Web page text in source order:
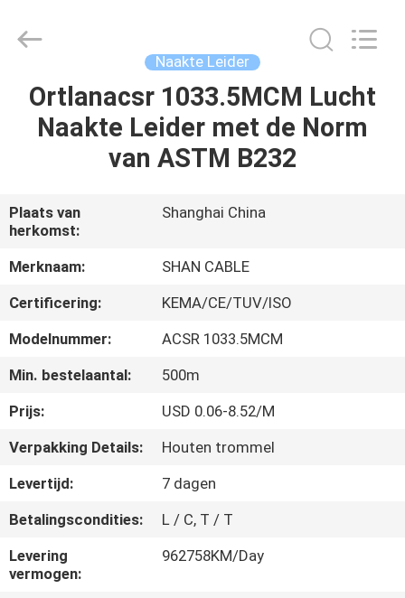
THUIS
PRODUCTEN
VIDEOS
VR-
SHOW
ONS
FABRIEKSREIS
CONTACTEER
(Group)
Reserved.
Naakte Leider
Ortlanacsr 1033.5MCM Lucht
Naakte Leider met de Norm
van ASTM B232
Plaats van
herkomst:
Shanghai China
Merknaam:
SHAN CABLE
Certificering:
KEMA/CE/TUV/ISO
Modelnummer:
ACSR 1033.5MCM
Min. bestelaantal:
500m
Prijs:
USD 0.06-8.52/M
Verpakking Details:
Houten trommel
Levertijd:
7 dagen
Betalingscondities:
L / C, T / T
Levering
vermogen:
962758KM/Day